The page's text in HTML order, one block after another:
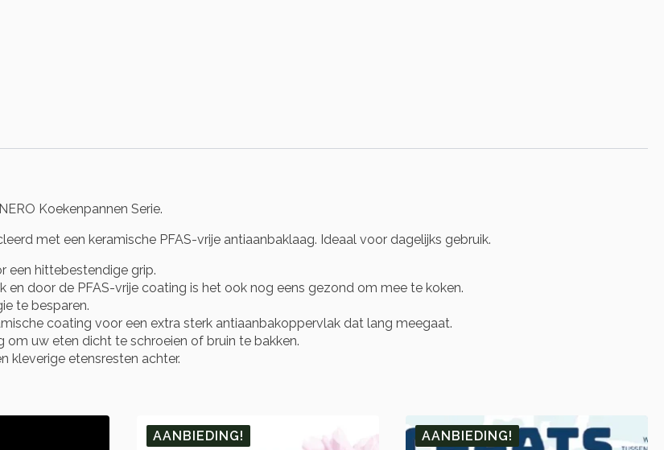
Koekenpannen Serie.
met een keramische PFAS-vrije antiaanbaklaag. Ideaal voor dagelijks gebruik.
een hittebestendige grip.
door de PFAS-vrije coating is het ook nog eens gezond om mee te koken.
te besparen.
coating voor een extra sterk antiaanbakoppervlak dat lang meegaat.
uw eten dicht te schroeien of bruin te bakken.
kleverige etensresten achter.
AANBIEDING! AANBIEDING!